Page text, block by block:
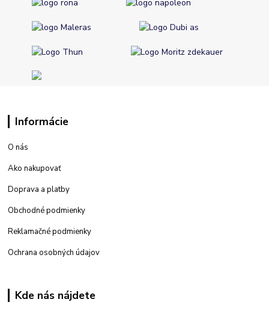
Informácie
O nás
Ako nakupovať
Doprava a platby
Obchodné podmienky
Reklamačné podmienky
Ochrana osobných údajov
Kde nás nájdete